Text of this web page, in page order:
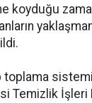
koyduğu
Temizlik